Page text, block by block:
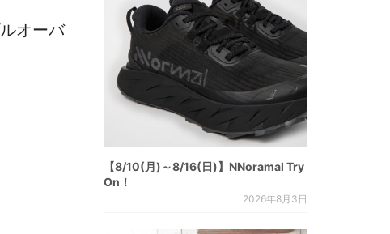
オーバ
【8/10(月)～8/16(日)】NNoramal Try
On！
2026年8月3日